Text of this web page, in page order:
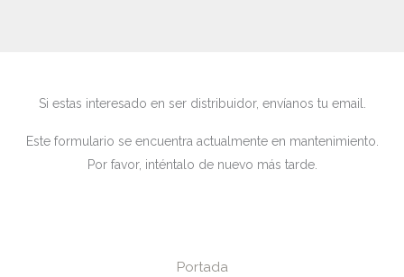
Si estas interesado en ser distribuidor, envíanos tu email.
Este formulario se encuentra actualmente en mantenimiento.
Por favor, inténtalo de nuevo más tarde.
Portada